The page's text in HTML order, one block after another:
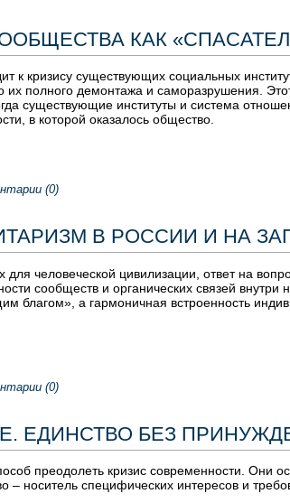
КАК
к кризису существующих социальных
полного демонтажа и саморазрушения.
существующие институты и система
в которой оказалось общество.
(0)
В РОССИИ И НА
человеческой цивилизации, ответ на
сообществ и органических связей
благом», а гармоничная встроенность
(0)
ЕДИНСТВО БЕЗ
преодолеть кризис современности. Они
– носитель специфических интересов и